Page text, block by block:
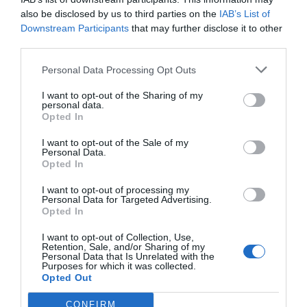
also be disclosed by us to third parties on the IAB’s List of
Downstream Participants that may further disclose it to other
Personal Data Processing Opt Outs
I want to opt-out of the Sharing of my
personal data.
Opted In
I want to opt-out of the Sale of my
Personal Data.
Opted In
I want to opt-out of processing my
Personal Data for Targeted Advertising.
Opted In
I want to opt-out of Collection, Use,
Retention, Sale, and/or Sharing of my
Personal Data that Is Unrelated with the
Purposes for which it was collected.
Opted Out
CONFIRM
Bolso vaquero pequeño con
asas y bandolera
Ver producto
Pantalón fluido de mandalas
con alma bohemia
Ver producto